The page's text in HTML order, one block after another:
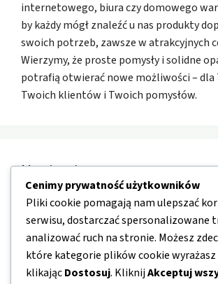
internetowego, biura czy domowego
by każdy mógł znaleźć u nas produkty
swoich potrzeb, zawsze w atrakcyjnych
Wierzymy, że proste pomysły i solidne
potrafią otwierać nowe możliwości – dla
Twoich klientów i Twoich pomysłów.
Nawigacja
O nas
Kontakt
Mapa strony
Polityka prywatności
Cenimy prywatność użytkowników
Pliki cookie pomagają nam ulepszać
serwisu, dostarczać spersonalizowane
analizować ruch na stronie. Możesz
które kategorie plików cookie wyrażasz
klikającDostosuj. KliknijAkceptuj